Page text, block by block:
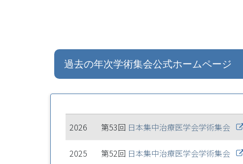
過去の年次学術集会公式ホームページ
2026 第53回 日本集中治療医学会学術集会
2025 第52回 日本集中治療医学会学術集会